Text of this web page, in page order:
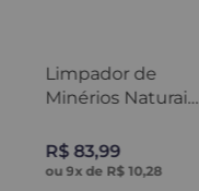
Limpador de
Minérios Naturais
R$ 83,99
ou9x de R$ 10,28